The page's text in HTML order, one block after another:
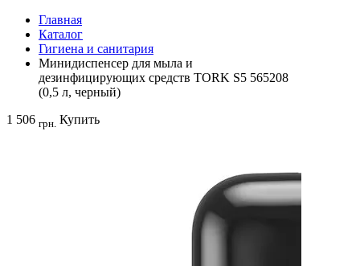
Главная
Каталог
Гигиена и санитария
Минидиспенсер для мыла и
дезинфицирующих средств TORK S5 565208
(0,5 л, черный)
1 506 грн. Купить